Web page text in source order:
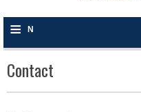
≡ N
V
Contact